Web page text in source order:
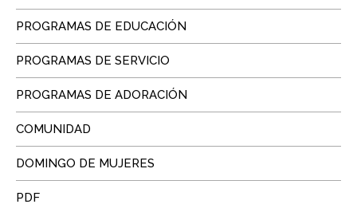
PROGRAMAS DE EDUCACIÓN
PROGRAMAS DE SERVICIO
PROGRAMAS DE ADORACIÓN
COMUNIDAD
DOMINGO DE MUJERES
PDF